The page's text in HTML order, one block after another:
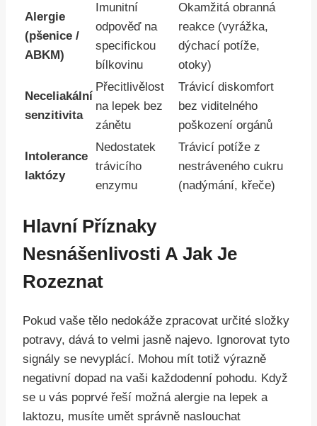
Alergie
(pšenice /
ABKM)
Imunitní
odpověď na
specifickou
bílkovinu
Okamžitá obranná
reakce (vyrážka,
dýchací potíže,
otoky)
Neceliakální
senzitivita
Přecitlivělost
na lepek bez
zánětu
Trávicí diskomfort
bez viditelného
poškození orgánů
Intolerance
laktózy
Nedostatek
trávicího
enzymu
Trávicí potíže z
nestráveného cukru
(nadýmání, křeče)
Hlavní Příznaky
Nesnášenlivosti A Jak Je
Rozeznat
Pokud vaše tělo nedokáže zpracovat určité složky
potravy, dává to velmi jasně najevo. Ignorovat tyto
signály se nevyplácí. Mohou mít totiž výrazně
negativní dopad na vaši každodenní pohodu. Když
se u vás poprvé řeší možná alergie na lepek a
laktozu, musíte umět správně naslouchat